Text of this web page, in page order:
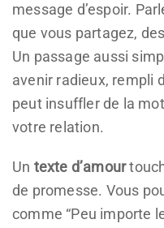
message d’espoir.
que vous partagez,
Un passage aussi
avenir radieux, rempli
peut insuffler de la
votre relation.
Un texte d’amour
de promesse. Vous
comme “Peu importe